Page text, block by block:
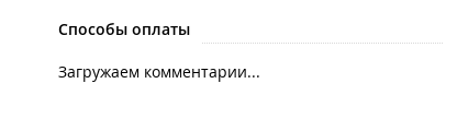
Способы оплаты
Загружаем комментарии...